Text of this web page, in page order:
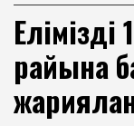
райына